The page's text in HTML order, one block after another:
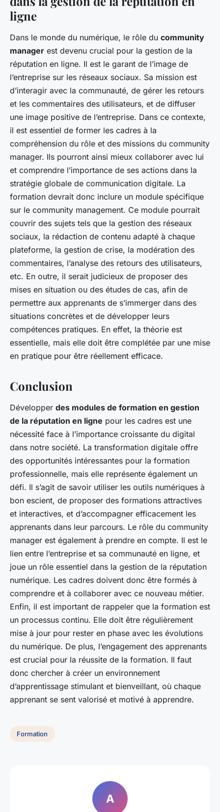
ligne
Dans le monde du numérique, le rôle du community
manager est devenu crucial pour la gestion de la
réputation en ligne. Il est le garant de l’image de
l’entreprise sur les réseaux sociaux. Sa mission est
d’interagir avec la communauté, de gérer les retours
et les commentaires des utilisateurs, et de diffuser
une image positive de l’entreprise. Dans ce contexte,
il est essentiel de former les cadres à la
compréhension du rôle et des missions du community
manager. Ils pourront ainsi mieux collaborer avec lui
et comprendre l’importance de ses actions dans la
stratégie globale de communication digitale. La
formation devrait donc inclure un module spécifique
sur le community management. Ce module pourrait
couvrir des sujets tels que la gestion des réseaux
sociaux, la rédaction de contenu adapté à chaque
plateforme, la gestion de crise, la modération des
commentaires, l’analyse des retours des utilisateurs,
etc. En outre, il serait judicieux de proposer des
mises en situation ou des études de cas, afin de
permettre aux apprenants de s’immerger dans des
situations concrètes et de développer leurs
compétences pratiques. En effet, la théorie est
essentielle, mais elle doit être complétée par une mise
en pratique pour être réellement efficace.
Conclusion
Développer des modules de formation en gestion
de la réputation en ligne pour les cadres est une
nécessité face à l’importance croissante du digital
dans notre société. La transformation digitale offre
des opportunités intéressantes pour la formation
professionnelle, mais elle représente également un
défi. Il s’agit de savoir utiliser les outils numériques à
bon escient, de proposer des formations attractives
et interactives, et d’accompagner efficacement les
apprenants dans leur parcours. Le rôle du community
manager est également à prendre en compte. Il est le
lien entre l’entreprise et sa communauté en ligne, et
joue un rôle essentiel dans la gestion de la réputation
numérique. Les cadres doivent donc être formés à
comprendre et à collaborer avec ce nouveau métier.
Enfin, il est important de rappeler que la formation est
un processus continu. Elle doit être régulièrement
mise à jour pour rester en phase avec les évolutions
du numérique. De plus, l’engagement des apprenants
est crucial pour la réussite de la formation. Il faut
donc chercher à créer un environnement
d’apprentissage stimulant et bienveillant, où chaque
apprenant se sent valorisé et motivé à apprendre.
Formation
A